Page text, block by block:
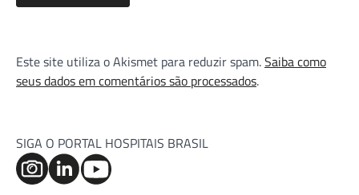
Este site utiliza o Akismet para reduzir spam.Saiba como
seus dados em comentários são processados.
SIGA O PORTAL HOSPITAIS BRASIL